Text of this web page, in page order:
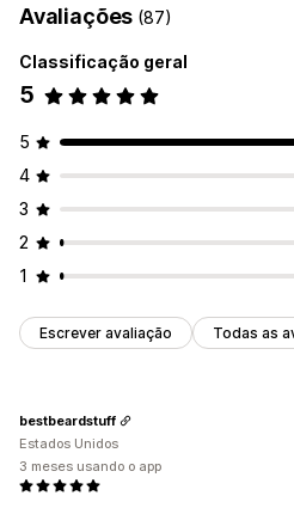
Avaliações (87)
Classificação geral
5
5
4
3
2
1
Escrever avaliação Todas as
bestbeardstuff
Estados Unidos
3 meses usando o app